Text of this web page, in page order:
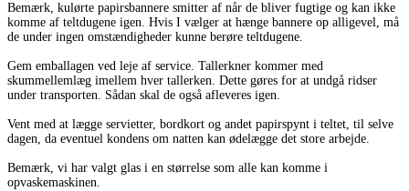
Bemærk, kulørte papirsbannere smitter af når de bliver fugtige og kan ikke
komme af teltdugene igen. Hvis I vælger at hænge bannere op alligevel, må
de under ingen omstændigheder kunne berøre teltdugene.
Gem emballagen ved leje af service. Tallerkner kommer med
skummellemlæg imellem hver tallerken. Dette gøres for at undgå ridser
under transporten. Sådan skal de også afleveres igen.
Vent med at lægge servietter, bordkort og andet papirspynt i teltet, til selve
dagen, da eventuel kondens om natten kan ødelægge det store arbejde.
Bemærk, vi har valgt glas i en størrelse som alle kan komme i
opvaskemaskinen.